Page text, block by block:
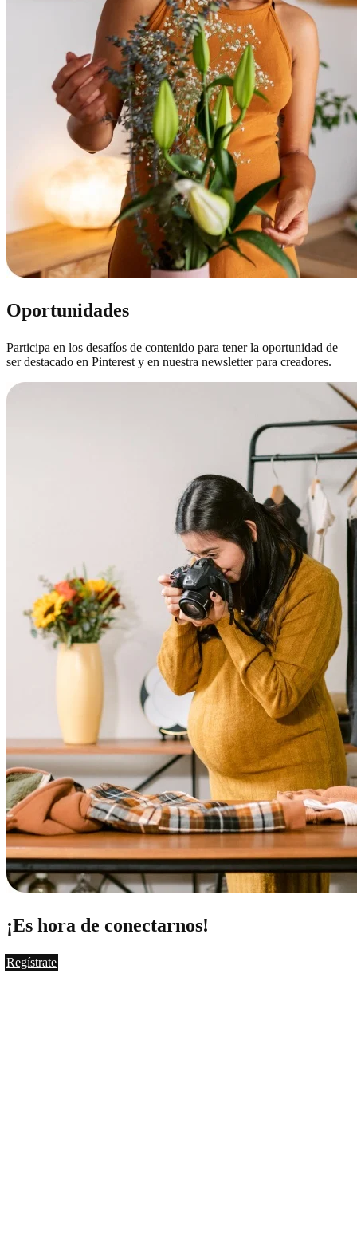
Oportunidades
Participa en los desafíos de contenido para tener la oportunidad de
ser destacado en Pinterest y en nuestra newsletter para creadores.
¡Es hora de conectarnos!
Regístrate